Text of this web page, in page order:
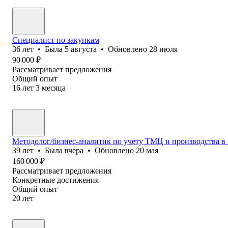
Специалист по закупкам
36 лет • Была 5 августа • Обновлено 28 июля
90 000 ₽
Рассматривает предложения
Общий опыт
16 лет 3 месяца
Методолог/бизнес-аналитик по учету ТМЦ и производства
39 лет • Была вчера • Обновлено 20 мая
160 000 ₽
Рассматривает предложения
Конкретные достижения
Общий опыт
20 лет